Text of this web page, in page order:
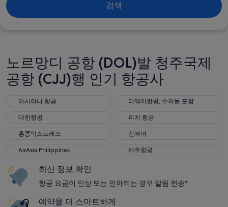
검색
노르망디 공항 (DOL)발 청주국제
공항 (CJJ)행 인기 항공사
아시아나 항공
아시아나 항공 티웨이항공, 수하물 포함
티웨이항공, 수하물 포함
대한항공
대한항공 피치 항공
피치 항공
홍콩익스프레스
홍콩익스프레스 진에어
진에어
AirAsia Philippines
AirAsia Philippines 제주항공
제주항공
최신 정보 확인
항공 요금이 인상 또는 인하되는 경우 알림 전송*
예약을 더 스마트하게